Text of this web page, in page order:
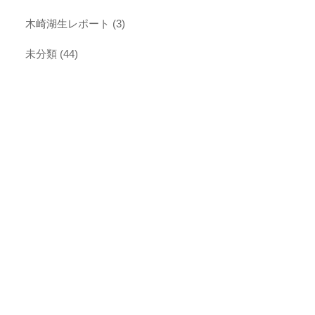
木崎湖生レポート (3)
未分類 (44)